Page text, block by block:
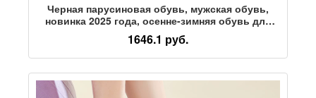
Черная парусиновая обувь, мужская обувь,
новинка 2025 года, осенне-зимняя обувь для
мальчиков, повседневная спортивная обувь на
толстой подошве в стиле ретро, трендовая
обувь
1646.1 руб.